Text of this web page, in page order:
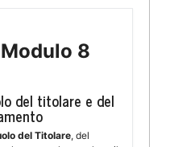
Modulo 8
del titolare e del
del Titolare, del